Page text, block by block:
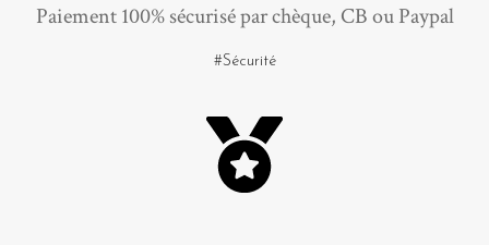
Paiement 100% sécurisé par chèque, CB ou Paypal
#Sécurité